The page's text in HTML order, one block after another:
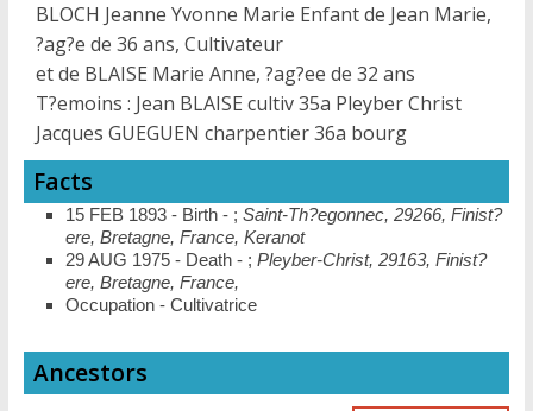
BLOCH Jeanne Yvonne Marie Enfant de Jean Marie,
?ag?e de 36 ans, Cultivateur
et de BLAISE Marie Anne, ?ag?ee de 32 ans
T?emoins : Jean BLAISE cultiv 35a Pleyber Christ
Jacques GUEGUEN charpentier 36a bourg
Facts
15 FEB 1893 - Birth - ; Saint-Th?egonnec, 29266, Finist?
ere, Bretagne, France, Keranot
29 AUG 1975 - Death - ; Pleyber-Christ, 29163, Finist?
ere, Bretagne, France,
Occupation - Cultivatrice
Ancestors